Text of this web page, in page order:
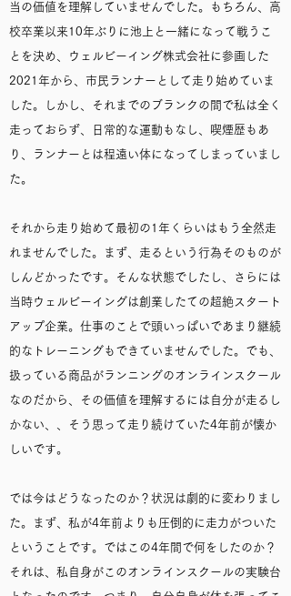
当の価値を理解していませんでした。もちろん、高
校卒業以来10年ぶりに池上と一緒になって戦うこ
とを決め、ウェルビーイング株式会社に参画した
2021年から、市民ランナーとして走り始めていま
した。しかし、それまでのブランクの間で私は全く
走っておらず、日常的な運動もなし、喫煙歴もあ
り、ランナーとは程遠い体になってしまっていまし
た。
それから走り始めて最初の1年くらいはもう全然走
れませんでした。まず、走るという行為そのものが
しんどかったです。そんな状態でしたし、さらには
当時ウェルビーイングは創業したての超絶スタート
アップ企業。仕事のことで頭いっぱいであまり継続
的なトレーニングもできていませんでした。でも、
扱っている商品がランニングのオンラインスクール
なのだから、その価値を理解するには自分が走るし
かない、、そう思って走り続けていた4年前が懐か
しいです。
では今はどうなったのか？状況は劇的に変わりまし
た。まず、私が4年前よりも圧倒的に走力がついた
ということです。ではこの4年間で何をしたのか？
それは、私自身がこのオンラインスクールの実験台